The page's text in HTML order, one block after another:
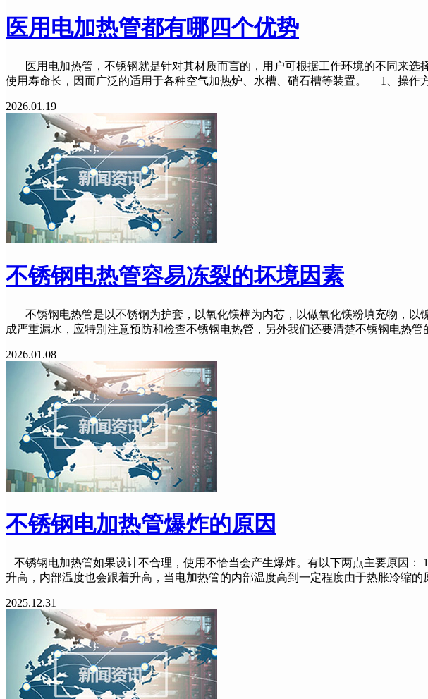
医用电加热管都有哪四个优势
医用电加热管，不锈钢就是针对其材质而言的，用户可根据工作环境的不同来选
使用寿命长，因而广泛的适用于各种空气加热炉、水槽、硝石槽等装置。 1、操作
2026.01.19
不锈钢电热管容易冻裂的坏境因素
不锈钢电热管是以不锈钢为护套，以氧化镁棒为内芯，以做氧化镁粉填充物，
成严重漏水，应特别注意预防和检查不锈钢电热管，另外我们还要清楚不锈钢电热
2026.01.08
不锈钢电加热管爆炸的原因
不锈钢电加热管如果设计不合理，使用不恰当会产生爆炸。有以下两点主要原因
升高，内部温度也会跟着升高，当电加热管的内部温度高到一定程度由于热胀冷缩
2025.12.31